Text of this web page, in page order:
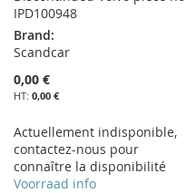
IPD100948
Brand:
Scandcar
0,00 €
0,00 €
Actuellement indisponible,
contactez-nous pour
connaître la disponibilité
Voorraad info